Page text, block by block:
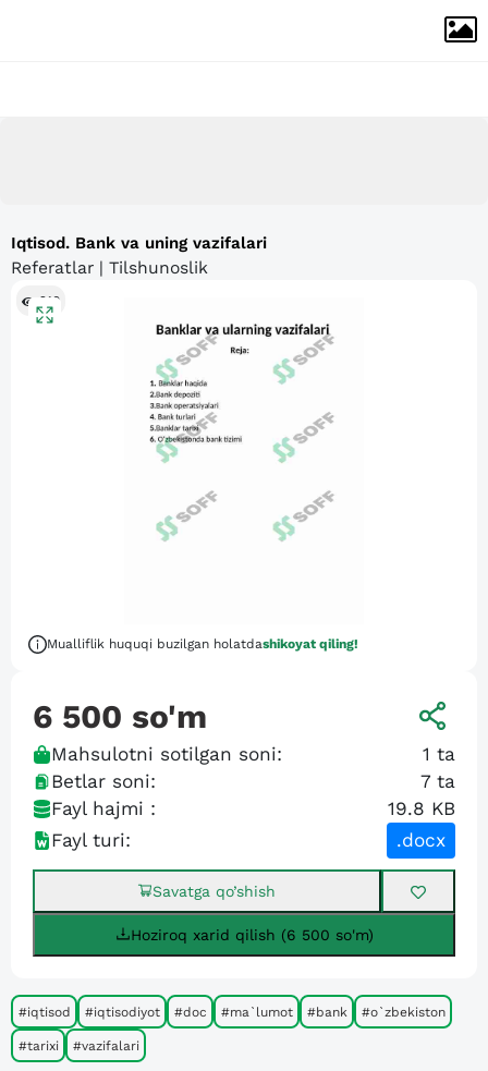
Iqtisod. Bank va uning vazifalari
Referatlar | Tilshunoslik
210
Mualliflik huquqi buzilgan holatdashikoyat qiling!
6 500 so'm
Mahsulotni sotilgan soni: 1 ta
Betlar soni:
7 ta
Fayl hajmi :
19.8 KB
Fayl turi:
.docx
Savatga qo’shish
Hoziroq xarid qilish (6 500 so'm)
#iqtisod #iqtisodiyot #doc #ma`lumot #bank #o`zbekiston
#tarixi #vazifalari